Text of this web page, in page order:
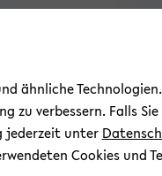
ähnliche
zu verbessern. Falls
jederzeit unter
Cookies und